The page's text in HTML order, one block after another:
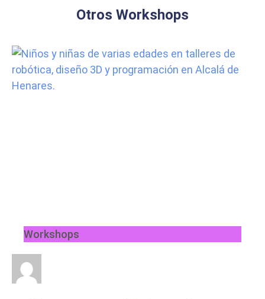
Otros Workshops
Workshops